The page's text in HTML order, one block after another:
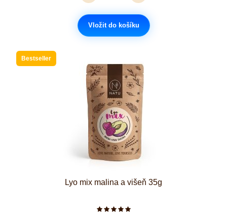
Vložit do košíku
Bestseller
Lyo mix malina a višeň 35g